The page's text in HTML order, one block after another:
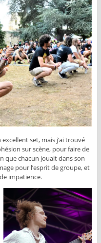
set, mais j’ai trouvé
sur scène, pour faire de
que chacun jouait dans son
pour l’esprit de groupe, et
impatience.